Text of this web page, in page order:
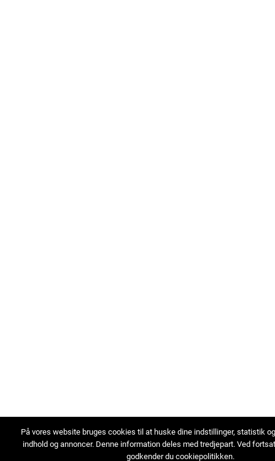
På vores website bruges cookies til at huske dine indstillinger, statistik
indhold og annoncer. Denne information deles med tredjepart. Ved
godkender du cookiepolitikken.